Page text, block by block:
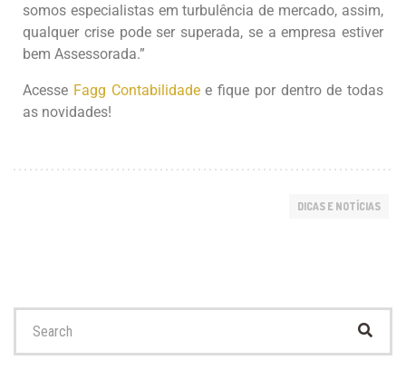
somos especialistas em turbulência de mercado, assim,
qualquer crise pode ser superada, se a empresa estiver
bem Assessorada.”
Acesse Fagg Contabilidadee fique por dentro de todas
as novidades!
DICAS E NOTÍCIAS